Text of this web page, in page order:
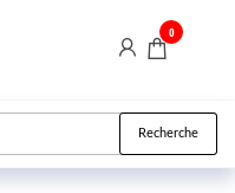
0
Recherche